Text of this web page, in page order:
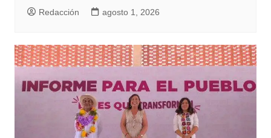
Redacción agosto 1, 2026